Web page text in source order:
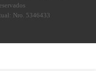
Nro. 5346433